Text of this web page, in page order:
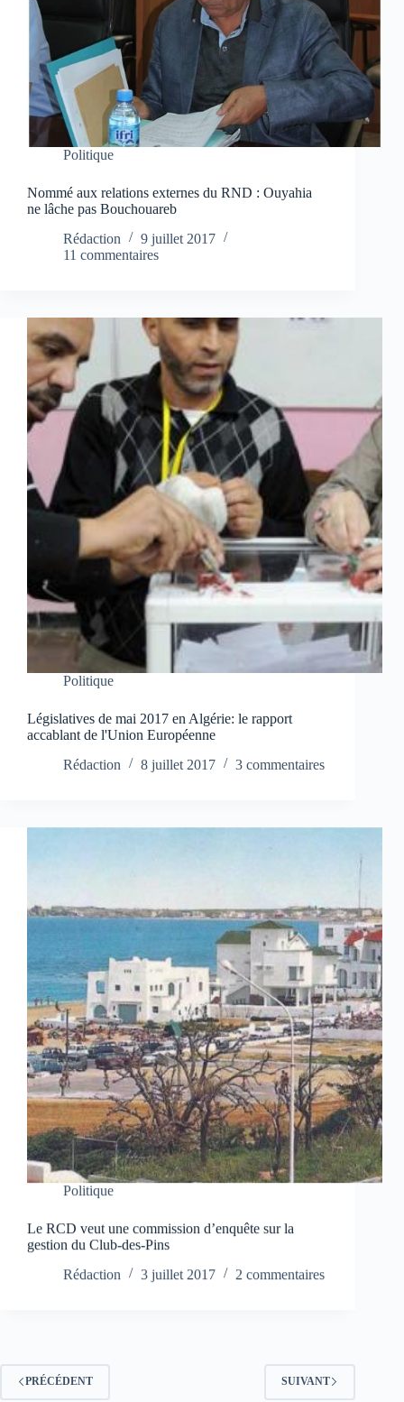
Politique
Nommé aux relations externes du RND : Ouyahia
ne lâche pas Bouchouareb
Rédaction
9 juillet 2017
11 commentaires
Politique
Législatives de mai 2017 en Algérie: le rapport
accablant de l'Union Européenne
Rédaction
8 juillet 2017 3 commentaires
Politique
Le RCD veut une commission d’enquête sur la
gestion du Club-des-Pins
Rédaction
3 juillet 2017 2 commentaires
PRÉCÉDENT SUIVANT